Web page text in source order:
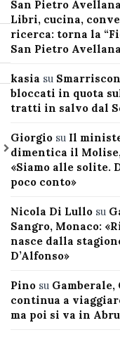
San Pietro
Libri, cucina,
ricerca: torna la
San Pietro Avellana
kasia su
bloccati in quota
tratti in salvo dal
Giorgiosu Il
dimentica il
«Siamo alle solite.
poco conto»
Nicola Di Lullosu
Sangro, Monaco:
nasce dalla
D’Alfonso»
Pinosu Gamberale,
continua a
ma poi si va in